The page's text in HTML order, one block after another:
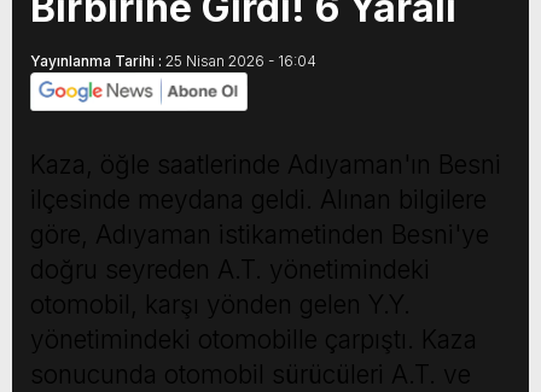
Yayınlanma Tarihi : 25 Nisan 2026 - 16:04
Kaza, öğle saatlerinde Adıyaman'ın Besni
ilçesinde meydana geldi. Alınan bilgilere
göre, Adıyaman istikametinden Besni'ye
doğru seyreden A.T. yönetimindeki
otomobil, karşı yönden gelen Y.Y.
yönetimindeki otomobille çarpıştı. Kaza
sonucunda otomobil sürücüleri A.T. ve